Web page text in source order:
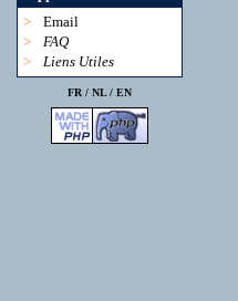
>
Email
>
FAQ
>
Liens Utiles
FR / NL/ EN